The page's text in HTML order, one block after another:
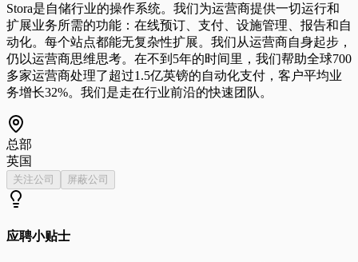
Stora是自储行业的操作系统。我们为运营商提供一切运行和
扩展业务所需的功能：在线预订、支付、设施管理、报告和自
动化。每个站点都能无复杂性扩展。我们从运营商自身起步，
仍以运营商思维思考。在不到5年的时间里，我们帮助全球700
多家运营商处理了超过1.5亿英镑的自动化支付，客户平均业
务增长32%。我们是走在行业前沿的快速团队。
总部
英国
关注公司 屏蔽公司
应聘小贴士